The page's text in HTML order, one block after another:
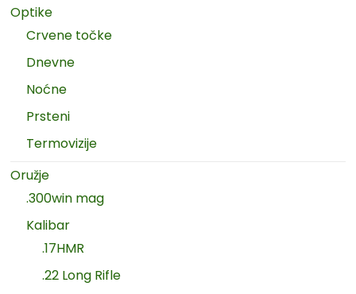
Optike
Crvene točke
Dnevne
Noćne
Prsteni
Termovizije
Oružje
.300win mag
Kalibar
.17HMR
.22 Long Rifle